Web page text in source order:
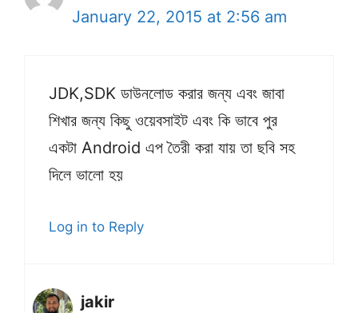
January 22, 2015 at 2:56 am
JDK,SDK ডাউনলোড করার জন্য এবং জাবা
শিখার জন্য কিছু ওয়েবসাইট এবং কি ভাবে পুর
একটা Android এপ তৈরী করা যায় তা ছবি সহ
দিলে ভালো হয়
Log in to Reply
jakir